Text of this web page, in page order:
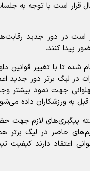
قرار است با توجه به
است در دور جدید
شده تا با تغییر قوانین
در لیگ برتر دور جدید
جهت نمود بیشتر وجه
قبل به ورزشکاران داده
پیگیری‌های لازم جهت
اعتقاد دارند کیفیت